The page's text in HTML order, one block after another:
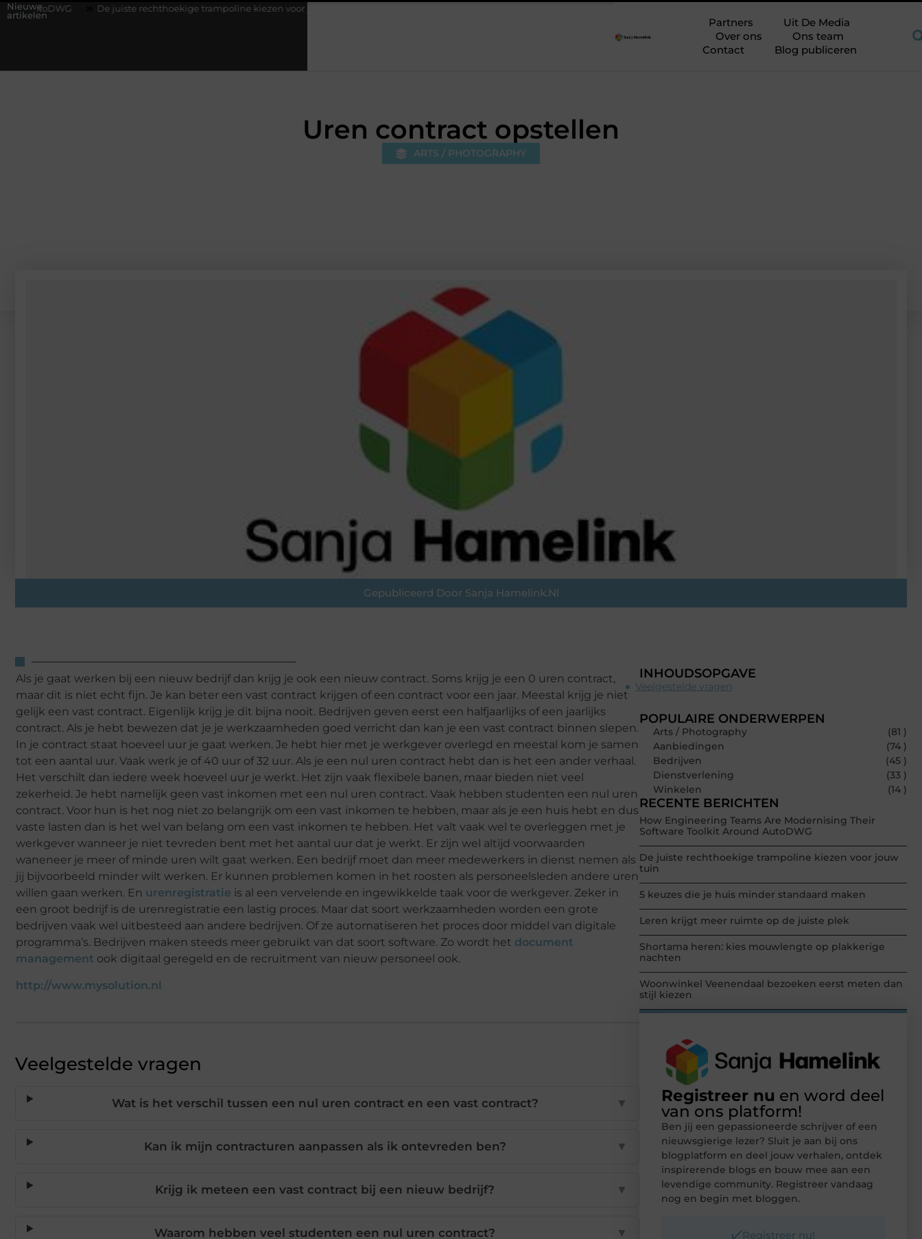
Nieuwe
artikelen
De juiste rechthoekige trampoline kiezen voor jouw tuin 5 keuzes die je huis minder standaard maken
Partners
Uit De Media
Over ons
Ons team
Contact
Blog publiceren
Uren contract opstellen
ARTS / PHOTOGRAPHY
Gepubliceerd Door Sanja Hamelink.nl
Als je gaat werken bij een nieuw bedrijf dan krijg je ook een nieuw contract. Soms krijg je een 0 uren contract,
maar dit is niet echt fijn. Je kan beter een vast contract krijgen of een contract voor een jaar. Meestal krijg je niet
gelijk een vast contract. Eigenlijk krijg je dit bijna nooit. Bedrijven geven eerst een halfjaarlijks of een jaarlijks
contract. Als je hebt bewezen dat je je werkzaamheden goed verricht dan kan je een vast contract binnen slepen.
In je contract staat hoeveel uur je gaat werken. Je hebt hier met je werkgever overlegd en meestal kom je samen
tot een aantal uur. Vaak werk je of 40 uur of 32 uur. Als je een nul uren contract hebt dan is het een ander verhaal.
Het verschilt dan iedere week hoeveel uur je werkt. Het zijn vaak flexibele banen, maar bieden niet veel
zekerheid. Je hebt namelijk geen vast inkomen met een nul uren contract. Vaak hebben studenten een nul uren
contract. Voor hun is het nog niet zo belangrijk om een vast inkomen te hebben, maar als je een huis hebt en dus
vaste lasten dan is het wel van belang om een vast inkomen te hebben. Het valt vaak wel te overleggen met je
werkgever wanneer je niet tevreden bent met het aantal uur dat je werkt. Er zijn wel altijd voorwaarden
waneneer je meer of minde uren wilt gaat werken. Een bedrijf moet dan meer medewerkers in dienst nemen als
jij bijvoorbeeld minder wilt werken. Er kunnen problemen komen in het roosten als personeelsleden andere uren
willen gaan werken. En urenregistratie is al een vervelende en ingewikkelde taak voor de werkgever. Zeker in
een groot bedrijf is de urenregistratie een lastig proces. Maar dat soort werkzaamheden worden een grote
bedrijven vaak wel uitbesteed aan andere bedrijven. Of ze automatiseren het proces door middel van digitale
programma’s. Bedrijven maken steeds meer gebruikt van dat soort software. Zo wordt het document
management ook digitaal geregeld en de recruitment van nieuw personeel ook.
http://www.mysolution.nl
Veelgestelde vragen
Wat is het verschil tussen een nul uren contract en een vast contract? ▼
Kan ik mijn contracturen aanpassen als ik ontevreden ben? ▼
Krijg ik meteen een vast contract bij een nieuw bedrijf? ▼
Waarom hebben veel studenten een nul uren contract? ▼
INHOUDSOPGAVE
Veelgestelde vragen
POPULAIRE ONDERWERPEN
Arts / Photography
(81 )
Aanbiedingen
(74 )
Bedrijven
(45 )
Dienstverlening
(33 )
Winkelen
(14 )
RECENTE BERICHTEN
How Engineering Teams Are Modernising Their
Software Toolkit Around AutoDWG
De juiste rechthoekige trampoline kiezen voor jouw
tuin
5 keuzes die je huis minder standaard maken
Leren krijgt meer ruimte op de juiste plek
Shortama heren: kies mouwlengte op plakkerige
nachten
Woonwinkel Veenendaal bezoeken eerst meten dan
stijl kiezen
Registreer nu en word deel
van ons platform!
Ben jij een gepassioneerde schrijver of een
nieuwsgierige lezer? Sluit je aan bij ons
blogplatform en deel jouw verhalen, ontdek
inspirerende blogs en bouw mee aan een
levendige community. Registreer vandaag
nog en begin met bloggen.
Registreer nu!